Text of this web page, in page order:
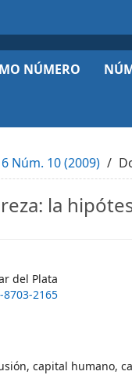
NÚMERO
Núm. 10 (2009)
la
del Plata
2165
capital humano,